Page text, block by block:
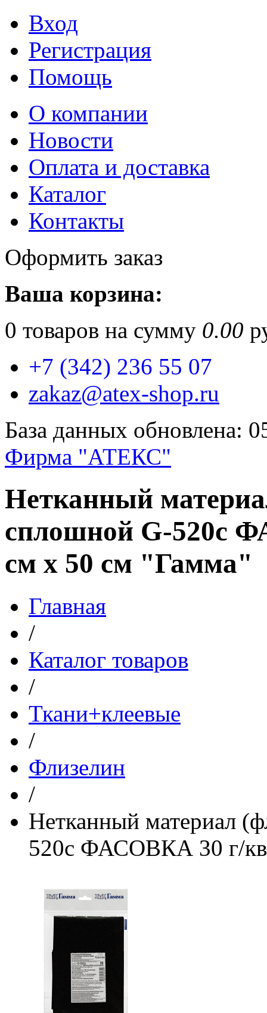
Вход
Регистрация
Помощь
О компании
Новости
Оплата и доставка
Каталог
Контакты
Оформить заказ
Ваша корзина:
0 товаров на сумму 0.00
+7 (342) 236 55 07
zakaz@atex-shop.ru
База данных обновлена:
Фирма "АТЕКС"
Нетканный
сплошной G-520c
см х 50 см "Гамма"
Главная
/
Каталог товаров
/
Ткани+клеевые
/
Флизелин
/
Нетканный материал
520c ФАСОВКА 30 г/